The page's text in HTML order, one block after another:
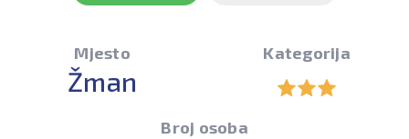
Mjesto
Žman
Kategorija
Broj osoba